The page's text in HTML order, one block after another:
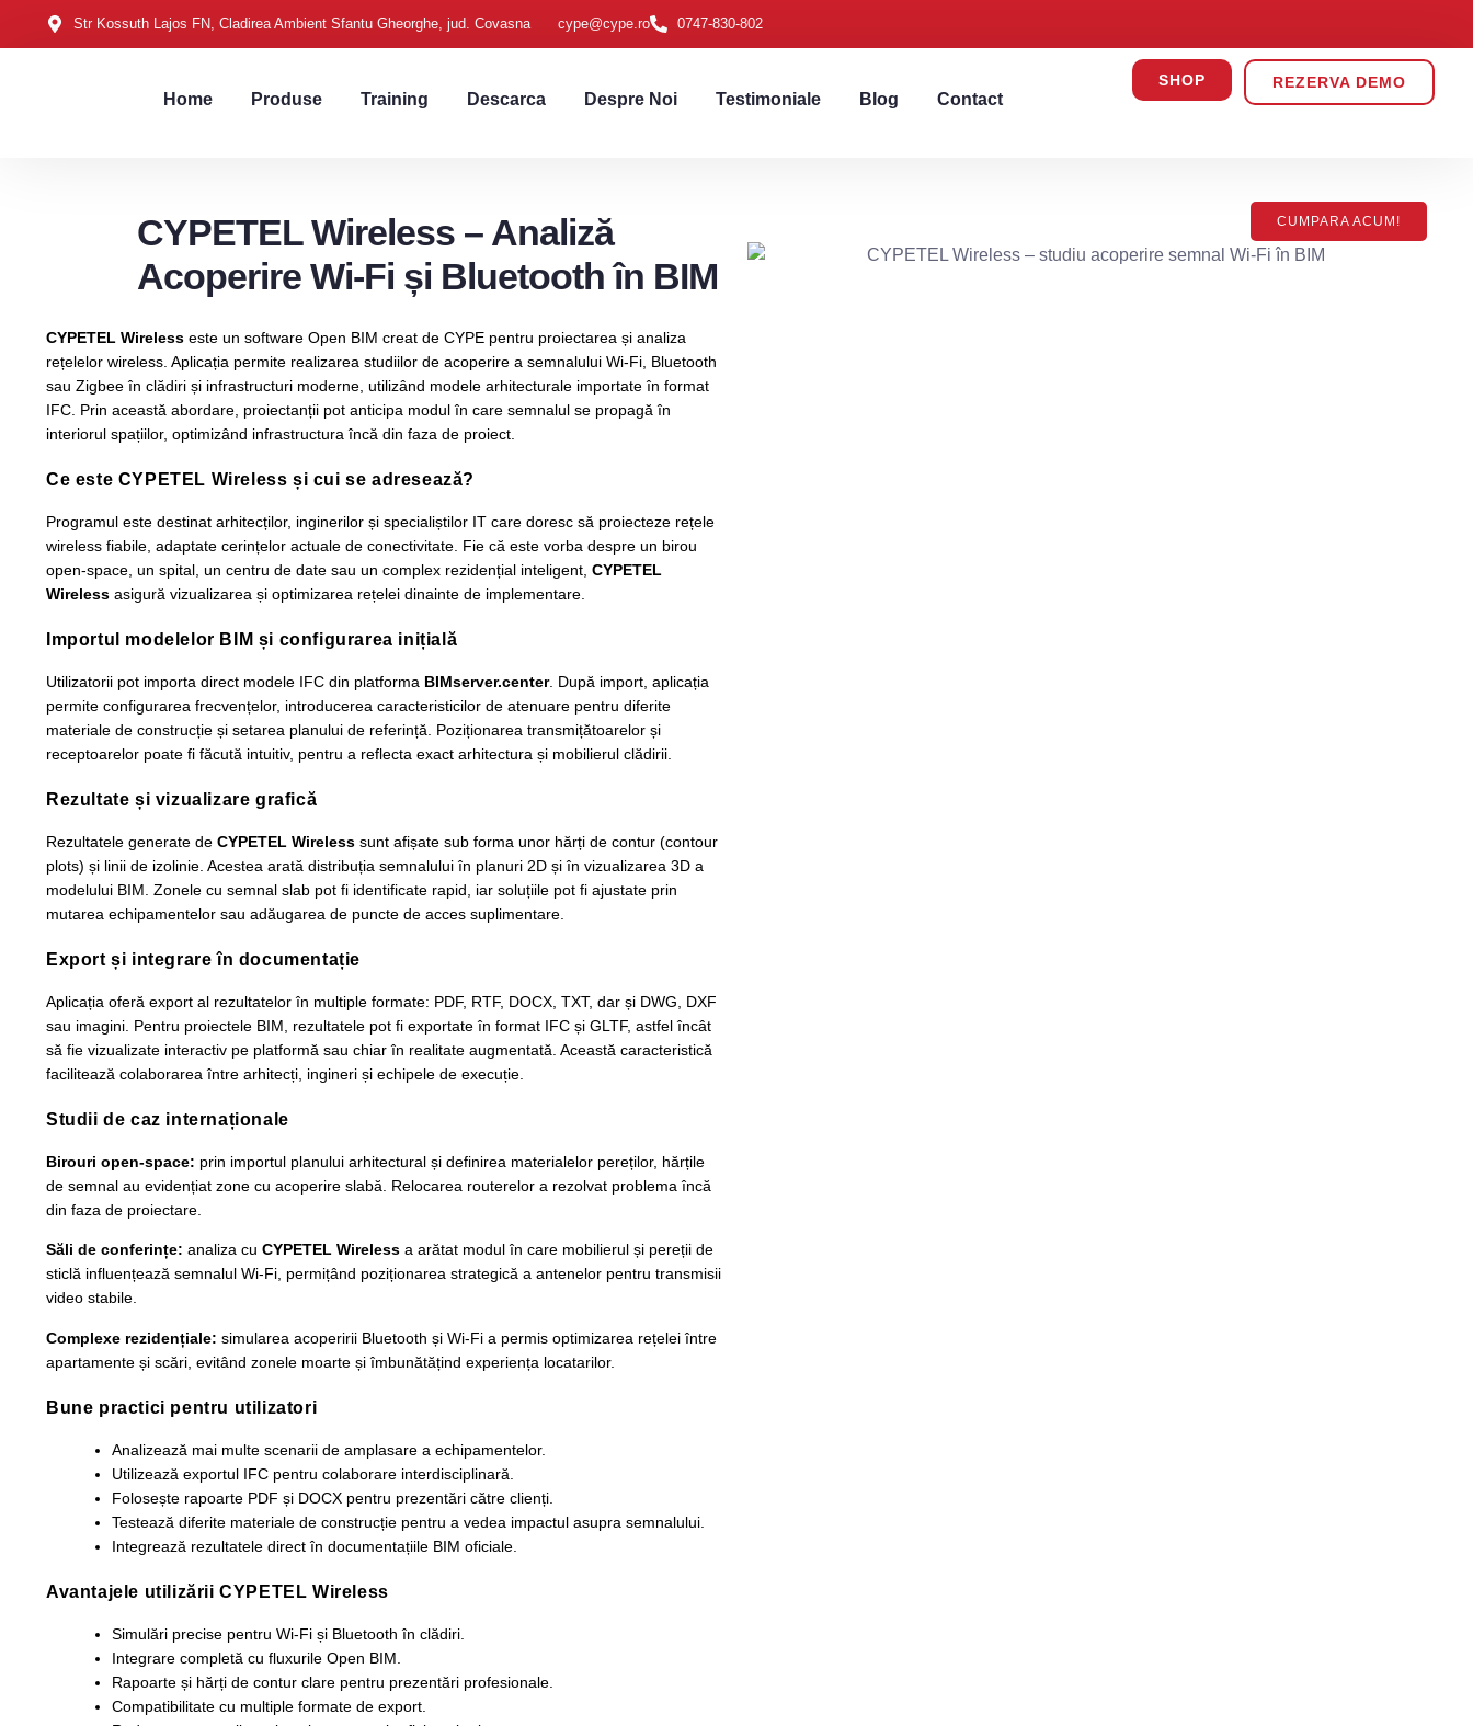
Str Kossuth Lajos FN, Cladirea Ambient Sfantu Gheorghe, jud. Covasna cype@cype.ro 0747-830-802
Home Produse Training Descarca Despre Noi Testimoniale Blog Contact
SHOP REZERVA DEMO
CYPETEL Wireless – Analiză
Acoperire Wi-Fi și Bluetooth în BIM
CYPETEL Wireless este un software Open BIM creat de CYPE pentru proiectarea și analiza
rețelelor wireless. Aplicația permite realizarea studiilor de acoperire a semnalului Wi-Fi, Bluetooth
sau Zigbee în clădiri și infrastructuri moderne, utilizând modele arhitecturale importate în format
IFC. Prin această abordare, proiectanții pot anticipa modul în care semnalul se propagă în
interiorul spațiilor, optimizând infrastructura încă din faza de proiect.
Ce este CYPETEL Wireless și cui se adresează?
Programul este destinat arhitecților, inginerilor și specialiștilor IT care doresc să proiecteze rețele
wireless fiabile, adaptate cerințelor actuale de conectivitate. Fie că este vorba despre un birou
open-space, un spital, un centru de date sau un complex rezidențial inteligent, CYPETEL
Wireless asigură vizualizarea și optimizarea rețelei dinainte de implementare.
Importul modelelor BIM și configurarea inițială
Utilizatorii pot importa direct modele IFC din platforma BIMserver.center. După import, aplicația
permite configurarea frecvențelor, introducerea caracteristicilor de atenuare pentru diferite
materiale de construcție și setarea planului de referință. Poziționarea transmițătoarelor și
receptoarelor poate fi făcută intuitiv, pentru a reflecta exact arhitectura și mobilierul clădirii.
Rezultate și vizualizare grafică
Rezultatele generate de CYPETEL Wireless sunt afișate sub forma unor hărți de contur (contour
plots) și linii de izolinie. Acestea arată distribuția semnalului în planuri 2D și în vizualizarea 3D a
modelului BIM. Zonele cu semnal slab pot fi identificate rapid, iar soluțiile pot fi ajustate prin
mutarea echipamentelor sau adăugarea de puncte de acces suplimentare.
Export și integrare în documentație
Aplicația oferă export al rezultatelor în multiple formate: PDF, RTF, DOCX, TXT, dar și DWG, DXF
sau imagini. Pentru proiectele BIM, rezultatele pot fi exportate în format IFC și GLTF, astfel încât
să fie vizualizate interactiv pe platformă sau chiar în realitate augmentată. Această caracteristică
facilitează colaborarea între arhitecți, ingineri și echipele de execuție.
Studii de caz internaționale
Birouri open-space: prin importul planului arhitectural și definirea materialelor pereților, hărțile
de semnal au evidențiat zone cu acoperire slabă. Relocarea routerelor a rezolvat problema încă
din faza de proiectare.
Săli de conferințe: analiza cu CYPETEL Wireless a arătat modul în care mobilierul și pereții de
sticlă influențează semnalul Wi-Fi, permițând poziționarea strategică a antenelor pentru transmisii
video stabile.
Complexe rezidențiale: simularea acoperirii Bluetooth și Wi-Fi a permis optimizarea rețelei între
apartamente și scări, evitând zonele moarte și îmbunătățind experiența locatarilor.
Bune practici pentru utilizatori
Analizează mai multe scenarii de amplasare a echipamentelor.
Utilizează exportul IFC pentru colaborare interdisciplinară.
Folosește rapoarte PDF și DOCX pentru prezentări către clienți.
Testează diferite materiale de construcție pentru a vedea impactul asupra semnalului.
Integrează rezultatele direct în documentațiile BIM oficiale.
Avantajele utilizării CYPETEL Wireless
Simulări precise pentru Wi-Fi și Bluetooth în clădiri.
Integrare completă cu fluxurile Open BIM.
Rapoarte și hărți de contur clare pentru prezentări profesionale.
Compatibilitate cu multiple formate de export.
CUMPARA ACUM!